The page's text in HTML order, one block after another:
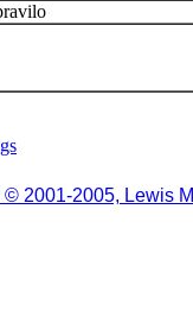
© 2001-2005, Lewis